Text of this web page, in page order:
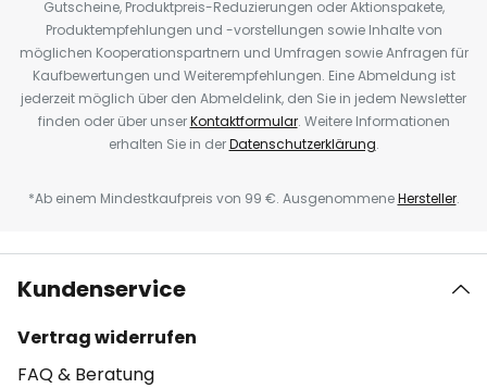
Gutscheine, Produktpreis-Reduzierungen oder Aktionspakete,
Produktempfehlungen und -vorstellungen sowie Inhalte von
möglichen Kooperationspartnern und Umfragen sowie Anfragen für
Kaufbewertungen und Weiterempfehlungen. Eine Abmeldung ist
jederzeit möglich über den Abmeldelink, den Sie in jedem Newsletter
finden oder über unserKontaktformular. Weitere Informationen
erhalten Sie in derDatenschutzerklärung.
*Ab einem Mindestkaufpreis von 99 €. AusgenommeneHersteller.
Kundenservice
Vertrag widerrufen
FAQ & Beratung